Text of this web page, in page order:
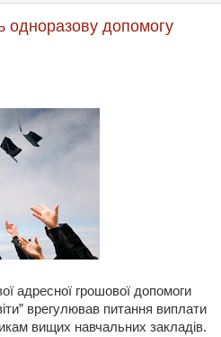
одноразову допомогу
адресної грошової допомоги
” врегулював питання виплати
вищих навчальних закладів.